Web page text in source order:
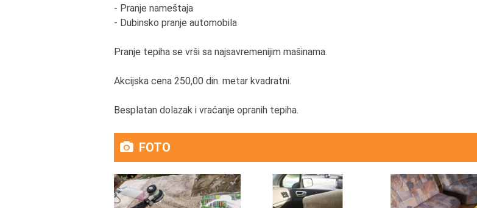
- Pranje nameštaja
- Dubinsko pranje automobila
Pranje tepiha se vrši sa najsavremenijim mašinama.
Akcijska cena 250,00 din. metar kvadratni.
Besplatan dolazak i vraćanje opranih tepiha.
FOTO